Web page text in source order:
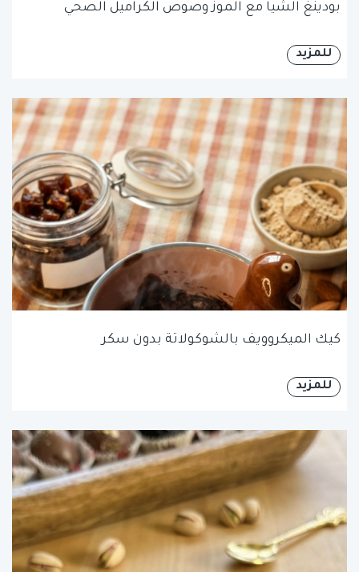
بودينغ الشيا مع الموز وصوص الكراميل الصحي
للمزيد
كيك الميكروويف بالشوكولاتة بدون سكر
للمزيد